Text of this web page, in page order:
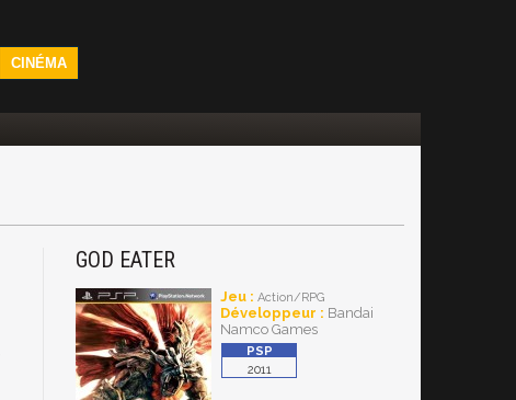
CINÉMA
GOD EATER
Jeu : Action/RPG
Développeur : Bandai
Namco Games
2011